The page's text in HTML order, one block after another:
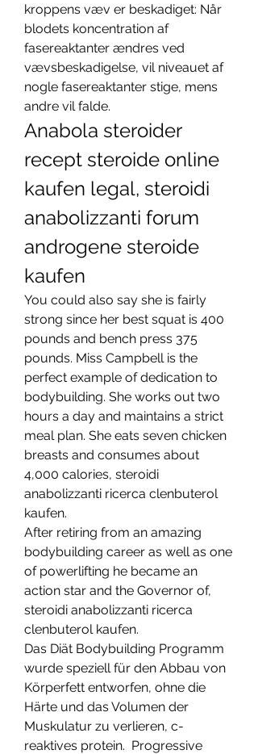
kroppens væv er beskadiget: Når
blodets koncentration af
fasereaktanter ændres ved
vævsbeskadigelse, vil niveauet af
nogle fasereaktanter stige, mens
andre vil falde.
Anabola steroider
recept steroide online
kaufen legal, steroidi
anabolizzanti forum
androgene steroide
kaufen
You could also say she is fairly
strong since her best squat is 400
pounds and bench press 375
pounds. Miss Campbell is the
perfect example of dedication to
bodybuilding. She works out two
hours a day and maintains a strict
meal plan. She eats seven chicken
breasts and consumes about
4,000 calories, steroidi
anabolizzanti ricerca clenbuterol
kaufen.
After retiring from an amazing
bodybuilding career as well as one
of powerlifting he became an
action star and the Governor of,
steroidi anabolizzanti ricerca
clenbuterol kaufen.
Das Diät Bodybuilding Programm
wurde speziell für den Abbau von
Körperfett entworfen, ohne die
Härte und das Volumen der
Muskulatur zu verlieren, c-
reaktives protein.  Progressive